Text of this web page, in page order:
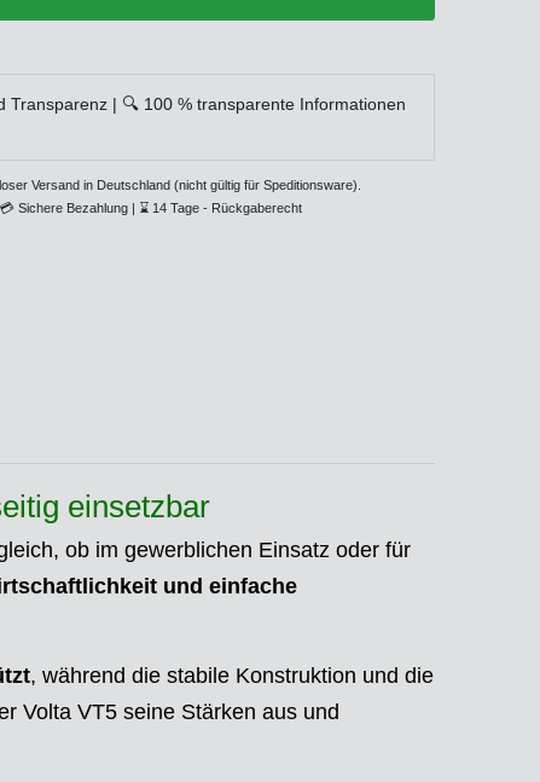
Transparenz | 🔍 100 % transparente Informationen
Versand in Deutschland (nicht gültig für Speditionsware).
💳 Sichere Bezahlung | ⌛ 14 Tage - Rückgaberecht
einsetzbar
ob im gewerblichen Einsatz oder für
und einfache
, während die stabile Konstruktion und die
Volta VT5 seine Stärken aus und